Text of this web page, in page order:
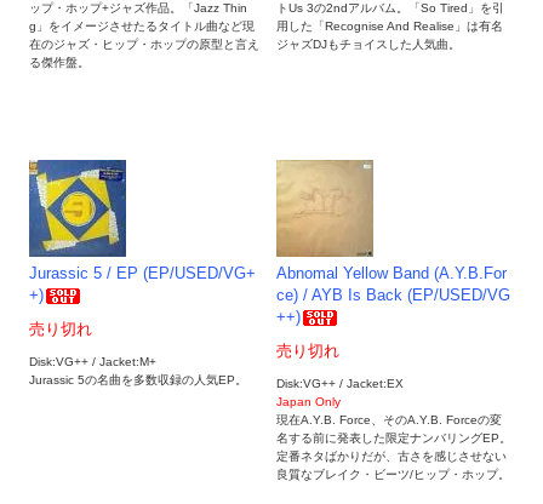
ップ・ホップ+ジャズ作品。「Jazz Thin
g」をイメージさせたるタイトル曲など現
在のジャズ・ヒップ・ホップの原型と言え
る傑作盤。
トUs 3の2ndアルバム。「So Tired」を引
用した「Recognise And Realise」は有名
ジャズDJもチョイスした人気曲。
Jurassic 5 / EP (EP/USED/VG+
+)
売り切れ
Disk:VG++ / Jacket:M+
Jurassic 5の名曲を多数収録の人気EP。
Abnomal Yellow Band (A.Y.B.For
ce) / AYB Is Back (EP/USED/VG
++)
売り切れ
Disk:VG++ / Jacket:EX
Japan Only
現在A.Y.B. Force、そのA.Y.B. Forceの変
名する前に発表した限定ナンバリングEP。
定番ネタばかりだが、古さを感じさせない
良質なブレイク・ビーツ/ヒップ・ホップ。